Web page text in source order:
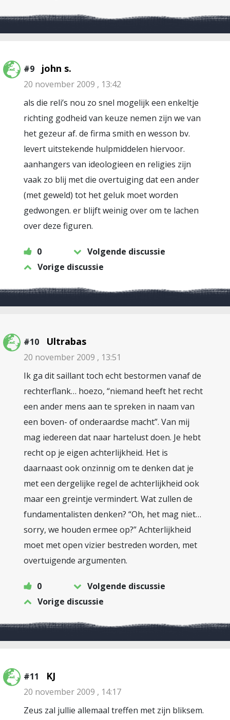
#9 john s.
20 november 2009 , 13:42
als die reli’s nou zo snel mogelijk een enkeltje
richting godheid van keuze nemen zijn we van
het gezeur af. de firma smith en wesson bv.
levert uitstekende hulpmiddelen hiervoor.
aanhangers van ideologieen en religies zijn
vaak zo blij met die overtuiging dat een ander
(met geweld) tot het geluk moet worden
gedwongen. er blijft weinig over om te lachen
over deze figuren.
0
Volgende discussie
Vorige discussie
#10 Ultrabas
20 november 2009 , 13:51
Ik ga dit saillant toch echt bestormen vanaf de
rechterflank… hoezo, “niemand heeft het recht
een ander mens aan te spreken in naam van
een boven- of onderaardse macht”. Van mij
mag iedereen dat naar hartelust doen. Je hebt
recht op je eigen achterlijkheid. Het is
daarnaast ook onzinnig om te denken dat je
met een dergelijke regel de achterlijkheid ook
maar een greintje vermindert. Wat zullen de
fundamentalisten denken? “Oh, het mag niet…
sorry, we houden ermee op?” Achterlijkheid
moet met open vizier bestreden worden, met
overtuigende argumenten.
0
Volgende discussie
Vorige discussie
#11 KJ
20 november 2009 , 14:17
Zeus zal jullie allemaal treffen met zijn bliksem.